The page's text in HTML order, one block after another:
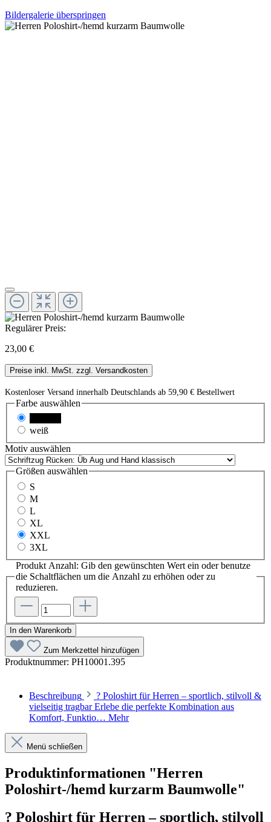
Bildergalerie überspringen
Regulärer Preis:
23,00 €
Preise inkl. MwSt. zzgl. Versandkosten
Kostenloser Versand innerhalb Deutschlands ab 59,90 € Bestellwert
Farbe auswählen
weiß
Motiv auswählen
Größen auswählen
S
M
L
XL
XXL
3XL
Produkt Anzahl: Gib den gewünschten Wert ein oder benutze
die Schaltflächen um die Anzahl zu erhöhen oder zu
reduzieren.
In den Warenkorb
Zum Merkzettel hinzufügen
Produktnummer: PH10001.395
Beschreibung
? Poloshirt für Herren – sportlich, stilvoll &
vielseitig tragbar Erlebe die perfekte Kombination aus
Komfort, Funktio… Mehr
Menü schließen
Produktinformationen "Herren
Poloshirt-/hemd kurzarm Baumwolle"
? Poloshirt für Herren – sportlich, stilvoll